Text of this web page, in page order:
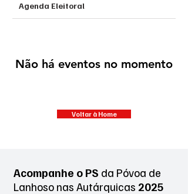
Agenda Eleitoral
Não há eventos no momento
Voltar à Home
Acompanhe o PS da Póvoa de
Lanhoso nas Autárquicas 2025